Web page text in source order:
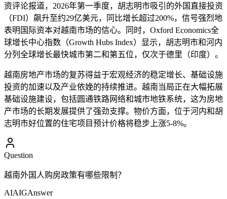
资评论报道，2026年第一季度，胡志明市吸引的外国直接投资
（FDI）飙升至约29亿美元，同比增长超过200%，信号强烈地
表明国际资本对越南市场的信心。同时，Oxford Economics全
球增长中心指数（Growth Hubs Index）显示，胡志明市和河内
分列全球增长最快城市第二和第五位，仅次于德里（印度）。
越南房地产市场的复苏得益于宏观经济的稳定增长、基础设施
投资的加速以及产业依娩的持续推进。越南当局正在大幅拓展
基础设施建设，包括圆通铁路网络和城市地铁系统，这为房地
产市场的长期发展提供了强劲支撑。物价方面，位于河内和胡
志明市好位置的住宅项目预计价格将稳步上涨5-8%。
Question
越南外国人购房政策有哪些限制？
AIAIGAnswer